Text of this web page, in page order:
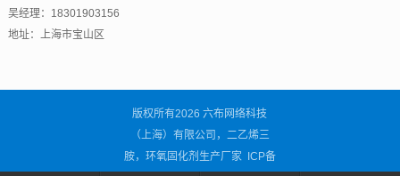
吴经理：18301903156
地址：上海市宝山区
版权所有2026 六布网络科技
（上海）有限公司，二乙烯三
胺，环氧固化剂生产厂家 ICP备